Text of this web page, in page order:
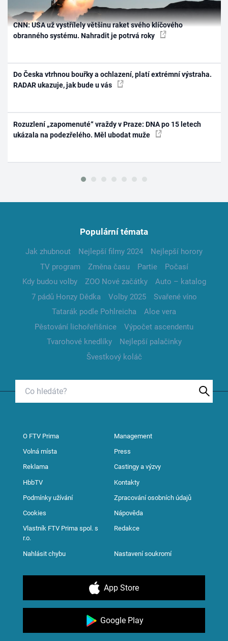
CNN: USA už vystřílely většinu raket svého klíčového
obranného systému. Nahradit je potrvá roky
Do Česka vtrhnou bouřky a ochlazení, platí extrémní výstraha.
RADAR ukazuje, jak bude u vás
Rozuzlení „zapomenuté“ vraždy v Praze: DNA po 15 letech
ukázala na podezřelého. Měl ubodat muže
Populární témata
Jak zhubnout Nejlepší filmy 2024
Nejlepší horory
TV program
Změna času Partie
Počasí
Kdy budou volby
ZOO Nové začátky
Auto – katalog
7 pádů Honzy Dědka
Volby 2025
Svařené víno
Tatarák podle Pohlreicha
Aloe vera
Pěstování lichořeřišnice
Výpočet ascendentu
Tvarohové knedlíky
Nejlepší palačinky
Švestkový koláč
O FTV Prima Management
Volná místa Press
Reklama Castingy a výzvy
HbbTV Kontakty
Podmínky užívání Zpracování osobních údajů
Cookies Nápověda
Vlastník FTV Prima spol. s
r.o.
Redakce
Nahlásit chybu Nastavení soukromí
App Store
Google Play